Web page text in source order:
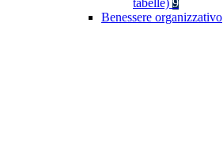
tabelle) 9
Benessere organizzativo